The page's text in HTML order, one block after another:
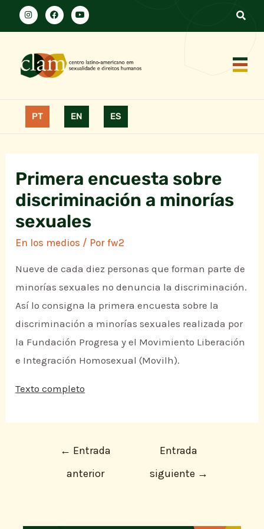
PT EN ES
Primera encuesta sobre
discriminación a minorías
sexuales
En los medios / Porfw2
Nueve de cada diez personas que forman parte de
minorías sexuales no denuncia la discriminación.
Así lo consigna la primera encuesta sobre la
discriminación a minorías sexuales realizada por
la Fundación Progresa y el Movimiento Liberación
e Integración Homosexual (Movilh).
Texto completo
← Entrada
anterior
Entrada
siguiente →